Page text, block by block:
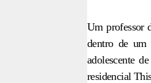
Um professor
dentro de
adolescente
residencial